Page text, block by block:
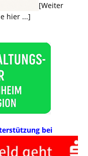
[Weiter
hier ...]
bei